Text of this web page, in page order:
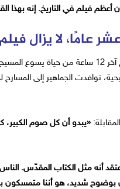
فيلم في التاريخ. إنه بهذا
عامًا، لا يزال
صوّر آلام المسيح آخر 12 ساعة من
توافدت الجماهير إلى
«يبدو أن كل صوم الكبير،
أنه مثل الكتاب المقدّس.
بوضوح شديد، هو أننا متمسكون